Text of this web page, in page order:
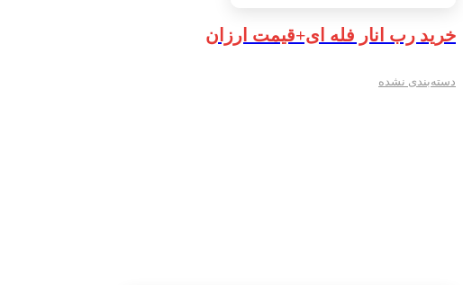
خرید رب انار فله ای+قیمت ارزان
دسته‌بندی نشده